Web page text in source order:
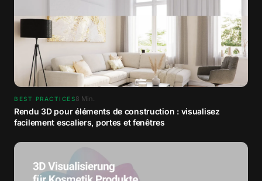
BEST PRACTICES8 Min.
Rendu 3D pour éléments de construction : visualisez
facilement escaliers, portes et fenêtres